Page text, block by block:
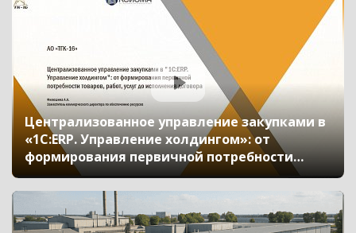
Централизованное управление закупками в
«1С:ERP. Управление холдингом»: от
формирования первичной потребности
товаров, работ, услуг до исполнения
договора (Бизнес-форум 1С:ERP онлайн 18
ноября 2020 г., Филюшина Алла, АО «ТГК-16»)